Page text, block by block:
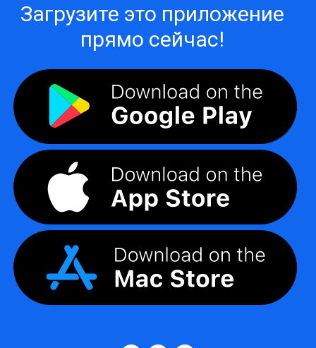
Загрузите это приложение
прямо сейчас!